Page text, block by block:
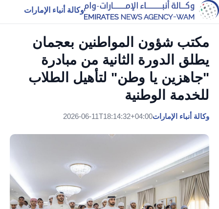
وكالة أنباء الإمارات
مكتب شؤون المواطنين بعجمان
يطلق الدورة الثانية من مبادرة
"جاهزين يا وطن" لتأهيل الطلاب
للخدمة الوطنية
وكالة أنباء الإمارات2026-06-11T18:14:32+04:00